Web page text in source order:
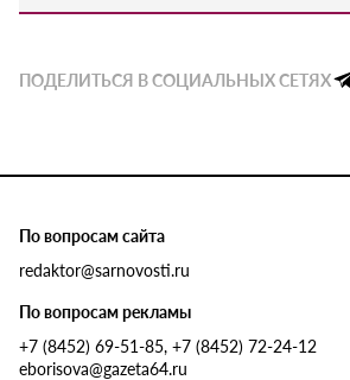
ПОДЕЛИТЬСЯ В СОЦИАЛЬНЫХ СЕТЯХ
По вопросам сайта
redaktor@sarnovosti.ru
По вопросам рекламы
+7 (8452) 69-51-85, +7 (8452) 72-24-12
eborisova@gazeta64.ru